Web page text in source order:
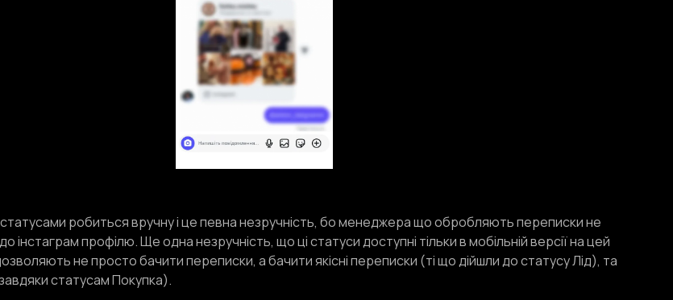
робиться вручну і це певна незручність, бо менеджера що обробляють переписки не
інстаграм профілю. Ще одна незручність, що ці статуси доступні тільки в мобільній версії на цей
не просто бачити переписки, а бачити якісні переписки (ті що дійшли до статусу Лід), та
статусам Покупка).